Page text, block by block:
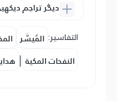
دیگر تراجم
التفاسير: المُيسَّر
النفحات المكية |